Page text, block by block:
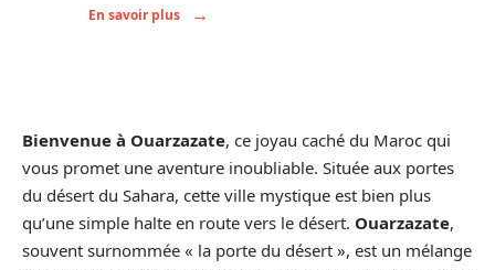
En savoir plus
Bienvenue à Ouarzazate, ce joyau caché du Maroc qui
vous promet une aventure inoubliable. Située aux portes
du désert du Sahara, cette ville mystique est bien plus
qu’une simple halte en route vers le désert. Ouarzazate,
souvent surnommée « la porte du désert », est un mélange